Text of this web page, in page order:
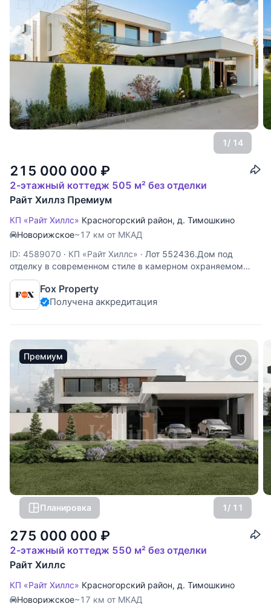
1/ 14
215 000 000 ₽
2-этажный коттедж 505 м² без отделки
Райт Хиллз Премиум
КП «Райт Хиллс» Красногорский район, д. Тимошкино
Новорижское~17 км от МКАД
ID: 4589070 · КП «Райт Хиллс» · Лот 552436.Дом под
отделку в современном стиле в камерном охраняемом
коттеджном поселке «Райт Хиллз Премиум». Посёлок
граничит с премиум поселками "Кристал Истра" и "Шато
Соверен», которых располагается фитнес зал, ресторан,
Fox Property
Получена аккредитация
Премиум
Планировка 1/ 11
275 000 000 ₽
2-этажный коттедж 550 м² без отделки
Райт Хиллс
КП «Райт Хиллс» Красногорский район, д. Тимошкино
Новорижское~17 км от МКАД